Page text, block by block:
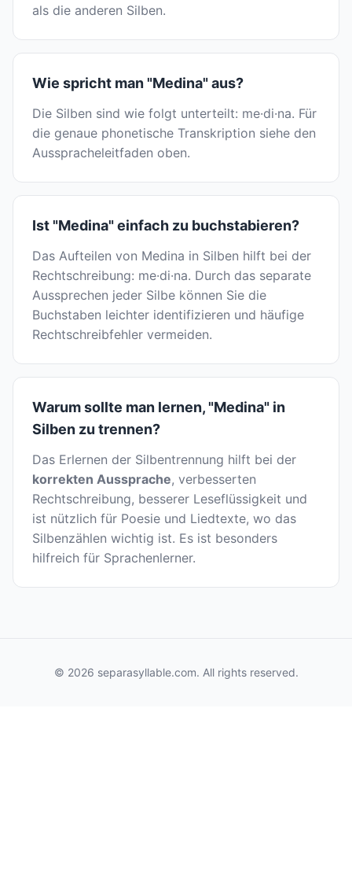
als die anderen Silben.
Wie spricht man "Medina" aus?
Die Silben sind wie folgt unterteilt: me·di·na. Für
die genaue phonetische Transkription siehe den
Ausspracheleitfaden oben.
Ist "Medina" einfach zu buchstabieren?
Das Aufteilen von Medina in Silben hilft bei der
Rechtschreibung: me·di·na. Durch das separate
Aussprechen jeder Silbe können Sie die
Buchstaben leichter identifizieren und häufige
Rechtschreibfehler vermeiden.
Warum sollte man lernen, "Medina" in
Silben zu trennen?
Das Erlernen der Silbentrennung hilft bei der
korrekten Aussprache, verbesserten
Rechtschreibung, besserer Leseflüssigkeit und
ist nützlich für Poesie und Liedtexte, wo das
Silbenzählen wichtig ist. Es ist besonders
hilfreich für Sprachenlerner.
© 2026 separasyllable.com. All rights reserved.